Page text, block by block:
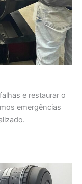
e restaurar o
emergências